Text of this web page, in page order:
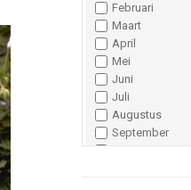
Februari
Maart
April
Mei
Juni
Juli
Augustus
September
Oktober